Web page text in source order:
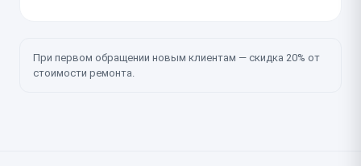
При первом обращении новым клиентам — скидка 20% от
стоимости ремонта.